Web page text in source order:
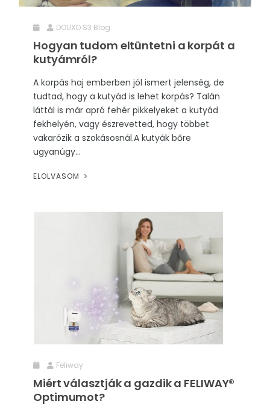
DOUXO S3 Blog
Hogyan tudom eltüntetni a korpát a
kutyámról?
A korpás haj emberben jól ismert jelenség, de
tudtad, hogy a kutyád is lehet korpás? Talán
láttál is már apró fehér pikkelyeket a kutyád
fekhelyén, vagy észrevetted, hogy többet
vakarózik a szokásosnál.A kutyák bőre
ugyanúgy...
ELOLVASOM
Feliway
Miért választják a gazdik a FELIWAY®
Optimumot?